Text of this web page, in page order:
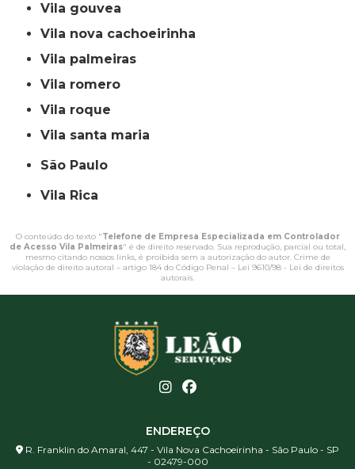
vila gouvea
vila nova cachoeirinha
vila palmeiras
vila romero
vila roque
vila santa maria
São Paulo
Vila Rica
O conteúdo do texto "Telefone de Empresa Especializada em Controlador
de Acesso Vila Palmeiras" é de direito reservado. Sua reprodução, parcial ou total,
mesmo citando nossos links, é proibida sem a autorização do autor. Crime de
violação de direito autoral – artigo 184 do Código Penal – Lei 9610/98 - Lei de direitos
autorais.
ENDEREÇO
R. Franklin do Amaral, 447 - Vila Nova Cachoeirinha - São Paulo - SP
- 02479-000